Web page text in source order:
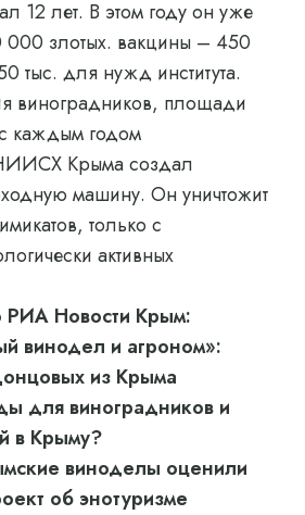
12 лет. В этом году он уже
000 злотых. вакцины – 450
тыс. для нужд института.
виноградников, площади
каждым годом
Крыма создал
машину. Он уничтожит
только с
активных
РИА Новости Крым:
винодел и агроном»:
из Крыма
для виноградников и
в Крыму?
виноделы оценили
об энотуризме